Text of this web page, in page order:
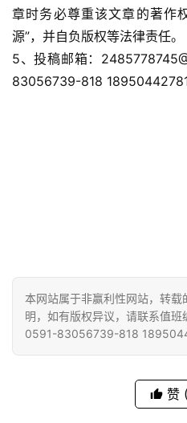
心
乐
菩
提
佛
教
人
登录
章时务必尊重该文章的著作
源”，并自负版权等法律责任。
5、投稿邮箱：
83056739-818
新禅
2021
本网站属于非赢利性网站，转
明，如有版权异议，请联系值班
0591-83056739-818
赞